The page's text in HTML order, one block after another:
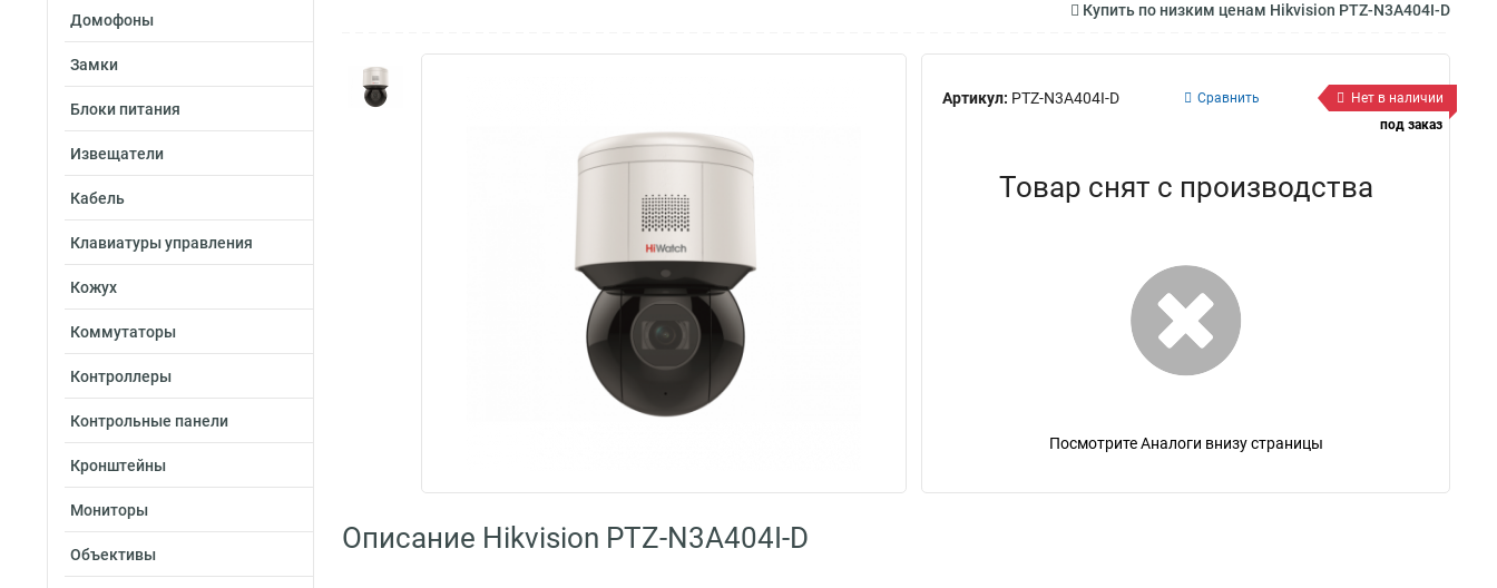
Домофоны
Замки
Блоки питания
Извещатели
Кабель
Клавиатуры управления
Кожух
Коммутаторы
Контроллеры
Контрольные панели
Кронштейны
Мониторы
Объективы
Купить по низким ценам Hikvision PTZ-N3A404I-D
Артикул: PTZ-N3A404I-D Сравнить
Нет в наличии
под заказ
Товар снят с производства
Посмотрите Аналоги внизу страницы
Описание Hikvision PTZ-N3A404I-D